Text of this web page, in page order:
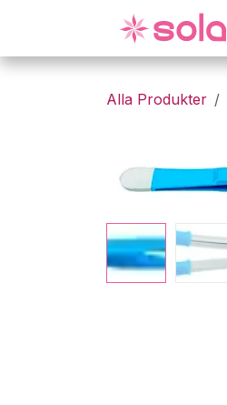
Alla Produkter